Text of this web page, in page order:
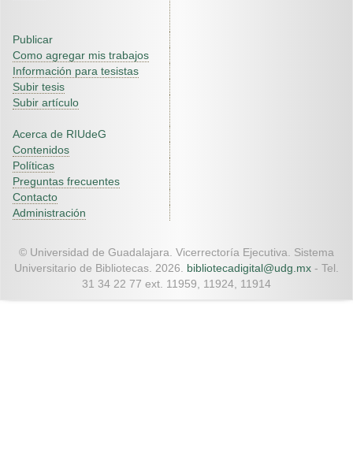
Publicar
Como agregar mis trabajos
Información para tesistas
Subir tesis
Subir artículo
Acerca de RIUdeG
Contenidos
Políticas
Preguntas frecuentes
Contacto
Administración
© Universidad de Guadalajara. Vicerrectoría Ejecutiva. Sistema
Universitario de Bibliotecas. 2026. bibliotecadigital@udg.mx - Tel.
31 34 22 77 ext. 11959, 11924, 11914